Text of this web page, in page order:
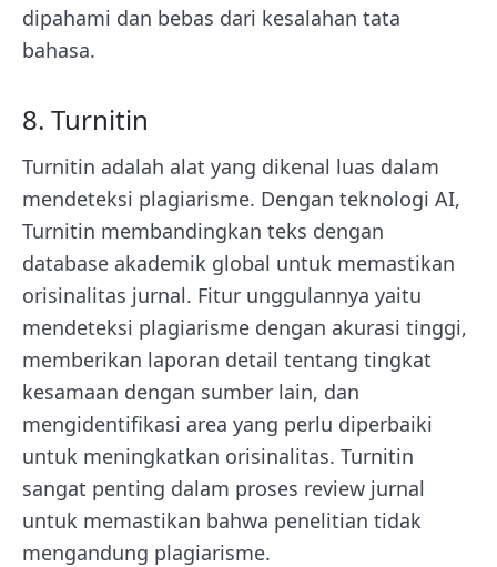
dipahami dan bebas dari kesalahan tata
bahasa.
8. Turnitin
Turnitin adalah alat yang dikenal luas dalam
mendeteksi plagiarisme. Dengan teknologi AI,
Turnitin membandingkan teks dengan
database akademik global untuk memastikan
orisinalitas jurnal. Fitur unggulannya yaitu
mendeteksi plagiarisme dengan akurasi tinggi,
memberikan laporan detail tentang tingkat
kesamaan dengan sumber lain, dan
mengidentifikasi area yang perlu diperbaiki
untuk meningkatkan orisinalitas. Turnitin
sangat penting dalam proses review jurnal
untuk memastikan bahwa penelitian tidak
mengandung plagiarisme.